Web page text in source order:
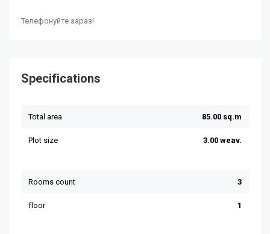
Телефонуйте зараз!
Specifications